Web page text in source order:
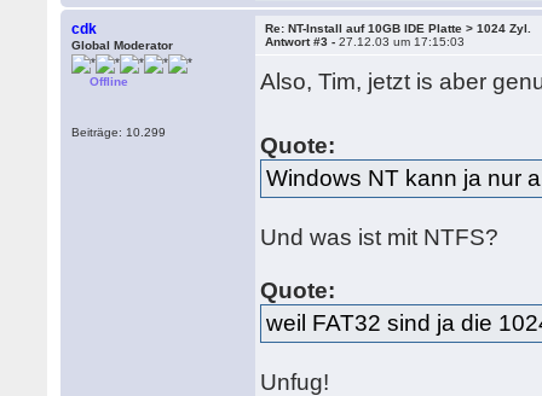
cdk
Global Moderator
Offline
Beiträge: 10.299
Re: NT-Install auf 10GB IDE Platte > 1024 Zyl.
Antwort #3 -27.12.03 um 17:15:03
Also, Tim, jetzt is aber
Quote:
Windows NT kann ja nur
Und was ist mit NTFS?
Quote:
weil FAT32 sind ja die
Unfug!